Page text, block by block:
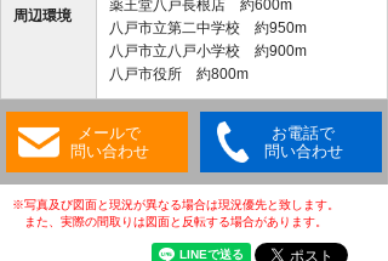
周辺環境
薬王堂八戸長根店 約600m
八戸市立第二中学校 約950m
八戸市立八戸小学校 約900m
八戸市役所 約800m
メールで
問い合わせ
お電話で
問い合わせ
※写真及び図面と現況が異なる場合は現況優先と致します。
また、実際の間取りは図面と反転する場合があります。